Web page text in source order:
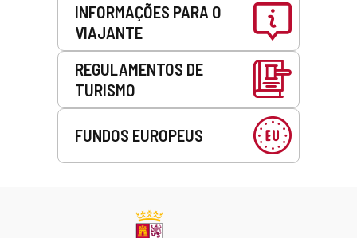
INFORMAÇÕES PARA O
VIAJANTE
REGULAMENTOS DE
TURISMO
FUNDOS EUROPEUS